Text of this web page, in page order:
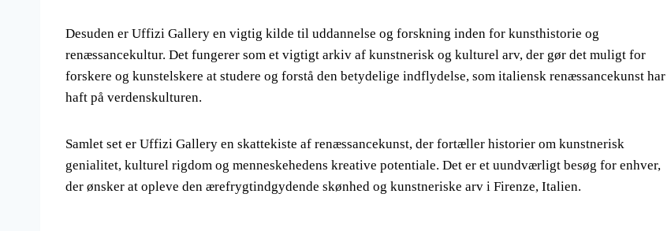
Desuden er Uffizi Gallery en vigtig kilde til uddannelse og forskning inden for kunsthistorie og
renæssancekultur. Det fungerer som et vigtigt arkiv af kunstnerisk og kulturel arv, der gør det muligt for
forskere og kunstelskere at studere og forstå den betydelige indflydelse, som italiensk renæssancekunst har
haft på verdenskulturen.
Samlet set er Uffizi Gallery en skattekiste af renæssancekunst, der fortæller historier om kunstnerisk
genialitet, kulturel rigdom og menneskehedens kreative potentiale. Det er et uundværligt besøg for enhver,
der ønsker at opleve den ærefrygtindgydende skønhed og kunstneriske arv i Firenze, Italien.